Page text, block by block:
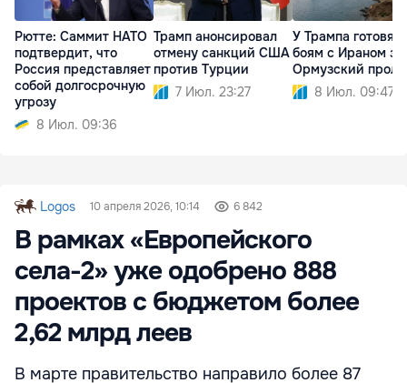
Рютте: Саммит НАТО
подтвердит, что
Россия представляет
собой долгосрочную
угрозу
8 Июл. 09:36
Трамп анонсировал
отмену санкций США
против Турции
7 Июл. 23:27
У Трампа
боям с Ираном за
Ормузский
8 Июл. 09:47
Logos 10 апреля 2026, 10:14 6 842
В рамках «Европейского
села-2» уже одобрено 888
проектов с бюджетом более
2,62 млрд леев
В марте правительство направило более 87